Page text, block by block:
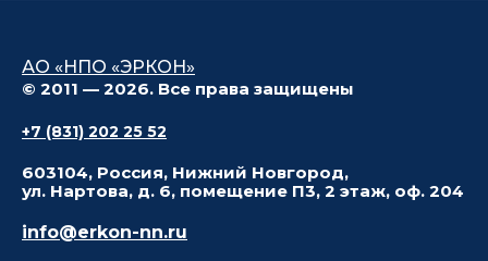
АО «НПО «ЭРКОН»
© 2011 — 2026. Все права защищены
+7 (831) 202 25 52
603104, Россия, Нижний Новгород,
ул. Нартова, д. 6, помещение П3, 2 этаж, оф. 204
info@erkon-nn.ru